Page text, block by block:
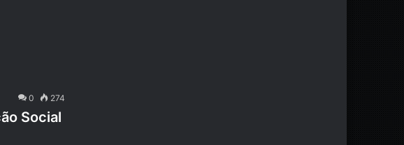
0 274
Social